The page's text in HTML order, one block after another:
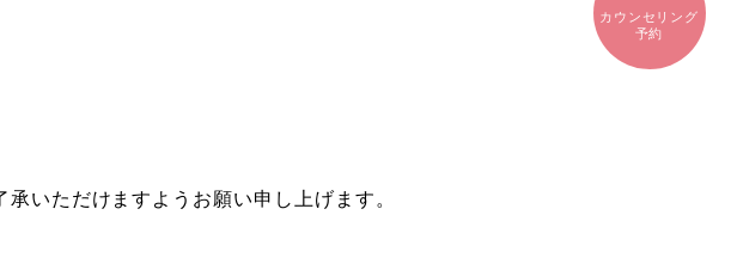
いただけますようお願い申し上げます。
カウンセリング
予約